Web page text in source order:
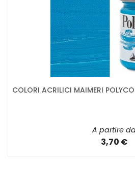
COLORI ACRILICI MAIMERI
A partire
3,70 €